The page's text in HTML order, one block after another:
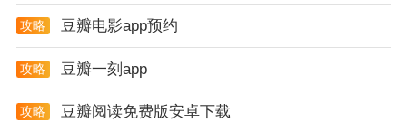
攻略 豆瓣电影app预约
攻略 豆瓣一刻app
攻略 豆瓣阅读免费版安卓下载